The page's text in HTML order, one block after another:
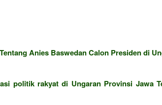
Anies Baswedan Calon Presiden di
politik rakyat di Ungaran Provinsi Jawa